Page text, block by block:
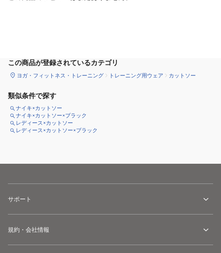
この商品が登録されているカテゴリ
ヨガ・フィットネス・トレーニング トレーニング用ウェア カットソー
類似条件で探す
ナイキ×カットソー
ナイキ×カットソー×ブラック
レディース×カットソー
レディース×カットソー×ブラック
サポート
規約・会社情報